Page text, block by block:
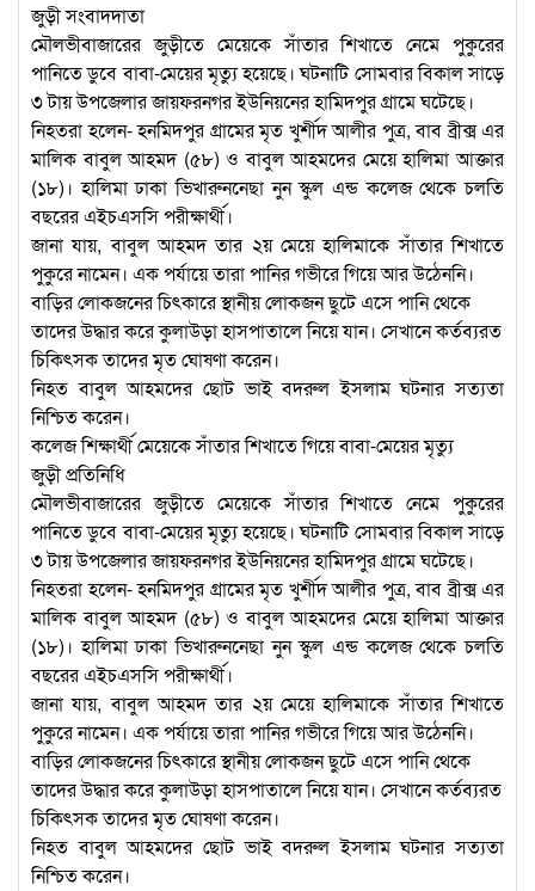
জুড়ী সংবাদদাতা
মৌলভীবাজারের জুড়ীতে মেয়েকে সাঁতার শিখাতে নেমে পুকুরের
পানিতে ডুবে বাবা-মেয়ের মৃত্যু হয়েছে। ঘটনাটি সোমবার বিকাল সাড়ে
৩ টায় উপজেলার জায়ফরনগর ইউনিয়নের হামিদপুর গ্রামে ঘটেছে।
নিহতরা হলেন- হনমিদপুর গ্রামের মৃত খুর্শীদ আলীর পুত্র, বাব ব্রীক্স এর
মালিক বাবুল আহমদ (৫৮) ও বাবুল আহমদের মেয়ে হালিমা আক্তার
(১৮)। হালিমা ঢাকা ভিখারুননেছা নুন স্কুল এন্ড কলেজ থেকে চলতি
বছরের এইচএসসি পরীক্ষার্থী।
জানা যায়, বাবুল আহমদ তার ২য় মেয়ে হালিমাকে সাঁতার শিখাতে
পুকুরে নামেন। এক পর্যায়ে তারা পানির গভীরে গিয়ে আর উঠেননি।
বাড়ির লোকজনের চিৎকারে স্থানীয় লোকজন ছুটে এসে পানি থেকে
তাদের উদ্ধার করে কুলাউড়া হাসপাতালে নিয়ে যান। সেখানে কর্তব্যরত
চিকিৎসক তাদের মৃত ঘোষণা করেন।
নিহত বাবুল আহমদের ছোট ভাই বদরুল ইসলাম ঘটনার সত্যতা
নিশ্চিত করেন।
কলেজ শিক্ষার্থী মেয়েকে সাঁতার শিখাতে গিয়ে বাবা-মেয়ের মৃত্যু
জুড়ী প্রতিনিধি
মৌলভীবাজারের জুড়ীতে মেয়েকে সাঁতার শিখাতে নেমে পুকুরের
পানিতে ডুবে বাবা-মেয়ের মৃত্যু হয়েছে। ঘটনাটি সোমবার বিকাল সাড়ে
৩ টায় উপজেলার জায়ফরনগর ইউনিয়নের হামিদপুর গ্রামে ঘটেছে।
নিহতরা হলেন- হনমিদপুর গ্রামের মৃত খুর্শীদ আলীর পুত্র, বাব ব্রীক্স এর
মালিক বাবুল আহমদ (৫৮) ও বাবুল আহমদের মেয়ে হালিমা আক্তার
(১৮)। হালিমা ঢাকা ভিখারুননেছা নুন স্কুল এন্ড কলেজ থেকে চলতি
বছরের এইচএসসি পরীক্ষার্থী।
জানা যায়, বাবুল আহমদ তার ২য় মেয়ে হালিমাকে সাঁতার শিখাতে
পুকুরে নামেন। এক পর্যায়ে তারা পানির গভীরে গিয়ে আর উঠেননি।
বাড়ির লোকজনের চিৎকারে স্থানীয় লোকজন ছুটে এসে পানি থেকে
তাদের উদ্ধার করে কুলাউড়া হাসপাতালে নিয়ে যান। সেখানে কর্তব্যরত
চিকিৎসক তাদের মৃত ঘোষণা করেন।
নিহত বাবুল আহমদের ছোট ভাই বদরুল ইসলাম ঘটনার সত্যতা
নিশ্চিত করেন।